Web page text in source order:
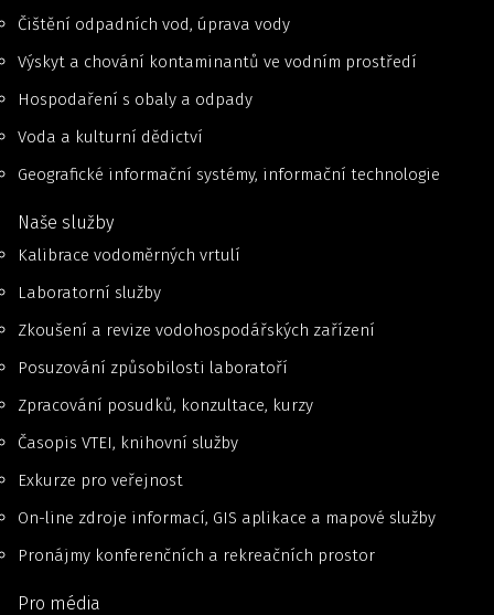
Čištění odpadních vod, úprava vody
Výskyt a chování kontaminantů ve vodním prostředí
Hospodaření s obaly a odpady
Voda a kulturní dědictví
Geografické informační systémy, informační technologie
Naše služby
Kalibrace vodoměrných vrtulí
Laboratorní služby
Zkoušení a revize vodohospodářských zařízení
Posuzování způsobilosti laboratoří
Zpracování posudků, konzultace, kurzy
Časopis VTEI, knihovní služby
Exkurze pro veřejnost
On-line zdroje informací, GIS aplikace a mapové služby
Pronájmy konferenčních a rekreačních prostor
Pro média